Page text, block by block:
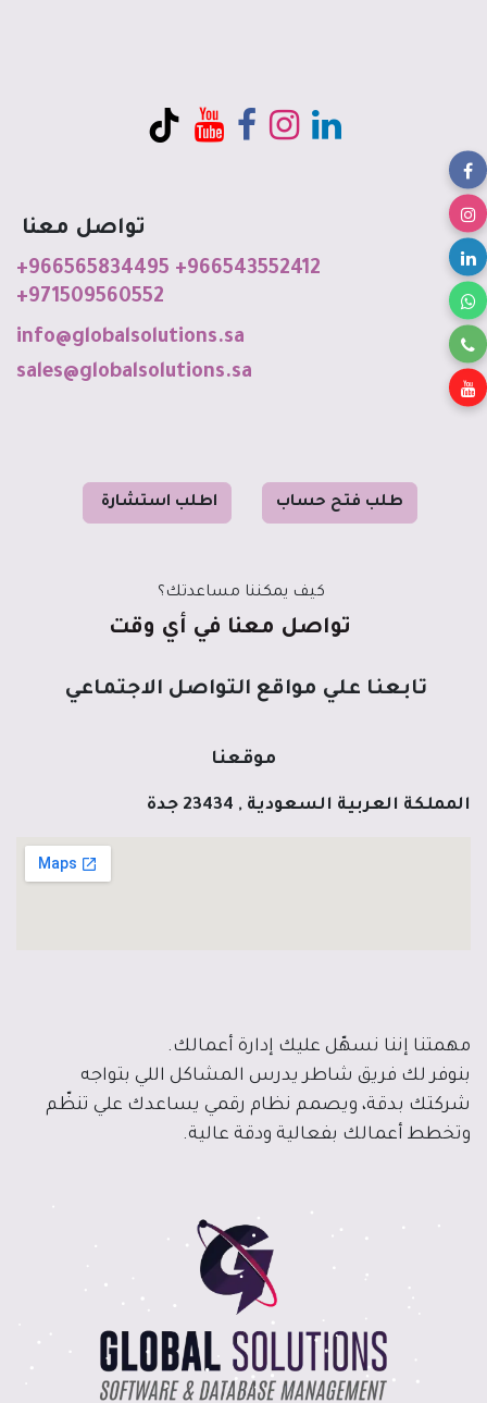
تواصل معنا
+966565834495 +966543552412
+971509560552
info@globalsolutions.sa
sales@globalsolutions.sa
طلب فتح حساب اطلب استشارة
كيف يمكننا مساعدتك؟
تواصل معنا في أي وقت
تابعنا علي مواقع التواصل الاجتماعي
موقعنا
المملكة العربية السعودية , 23434 جدة
مهمتنا إننا نسهّل عليك إدارة أعمالك.
بنوفر لك فريق شاطر يدرس المشاكل اللي بتواجه
شركتك بدقة، ويصمم نظام رقمي يساعدك علي تنظّم
وتخطط أعمالك بفعالية ودقة عالية.